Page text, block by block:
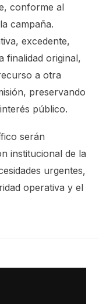
conforme al
campaña.
excedente,
finalidad original,
a otra
preservando
público.
serán
institucional de la
urgentes,
operativa y el